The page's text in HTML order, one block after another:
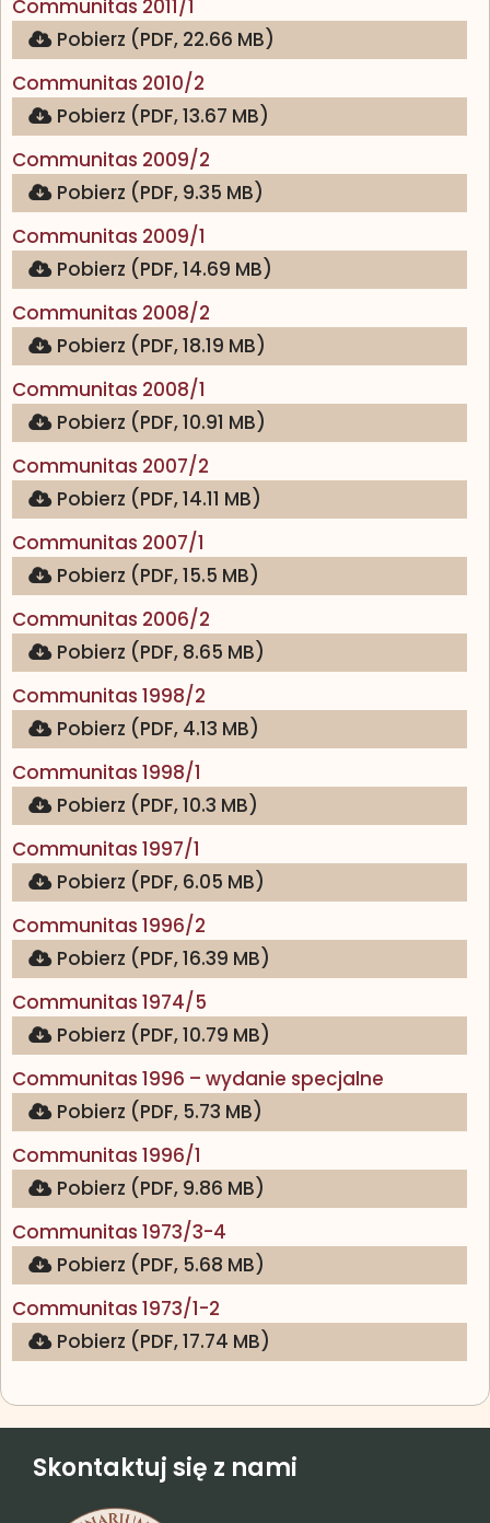
Communitas 2011/1
Pobierz (PDF, 22.66 MB)
Communitas 2010/2
Pobierz (PDF, 13.67 MB)
Communitas 2009/2
Pobierz (PDF, 9.35 MB)
Communitas 2009/1
Pobierz (PDF, 14.69 MB)
Communitas 2008/2
Pobierz (PDF, 18.19 MB)
Communitas 2008/1
Pobierz (PDF, 10.91 MB)
Communitas 2007/2
Pobierz (PDF, 14.11 MB)
Communitas 2007/1
Pobierz (PDF, 15.5 MB)
Communitas 2006/2
Pobierz (PDF, 8.65 MB)
Communitas 1998/2
Pobierz (PDF, 4.13 MB)
Communitas 1998/1
Pobierz (PDF, 10.3 MB)
Communitas 1997/1
Pobierz (PDF, 6.05 MB)
Communitas 1996/2
Pobierz (PDF, 16.39 MB)
Communitas 1974/5
Pobierz (PDF, 10.79 MB)
Communitas 1996 – wydanie specjalne
Pobierz (PDF, 5.73 MB)
Communitas 1996/1
Pobierz (PDF, 9.86 MB)
Communitas 1973/3-4
Pobierz (PDF, 5.68 MB)
Communitas 1973/1-2
Pobierz (PDF, 17.74 MB)
Skontaktuj się z nami